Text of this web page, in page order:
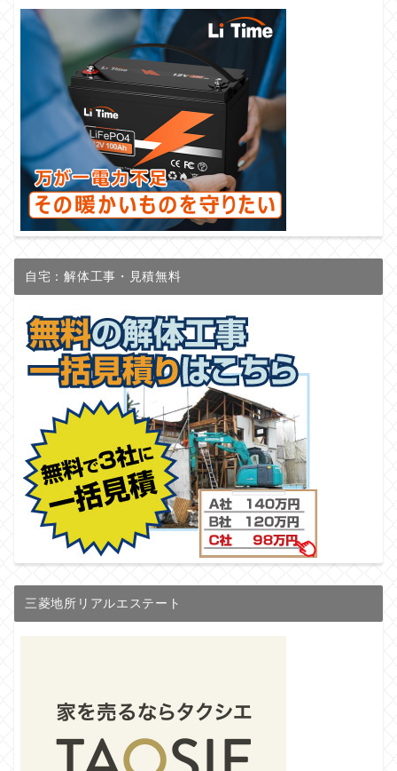
自宅：解体工事・見積無料
三菱地所リアルエステート